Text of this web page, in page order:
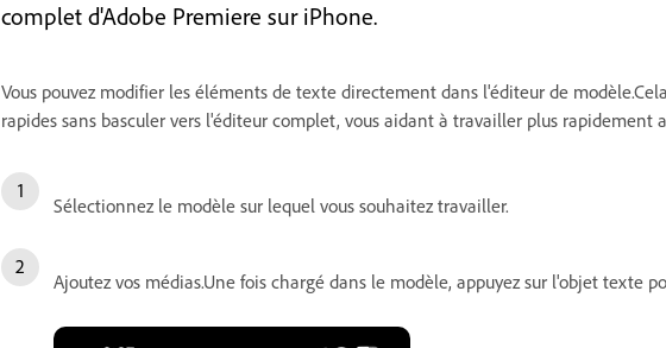
complet d'Adobe Premiere sur iPhone.
Vous pouvez modifier les éléments de texte directement dans l'éditeur de
rapides sans basculer vers l'éditeur complet, vous aidant à travailler plus rapidement
Sélectionnez le modèle sur lequel vous souhaitez travailler.
Ajoutez vos médias.Une fois chargé dans le modèle, appuyez sur l'objet texte